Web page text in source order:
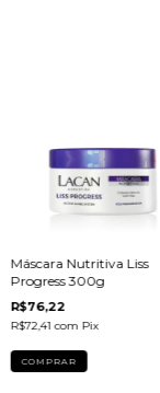
Máscara Nutritiva Liss
Progress 300g
R$76,22
R$72,41com Pix